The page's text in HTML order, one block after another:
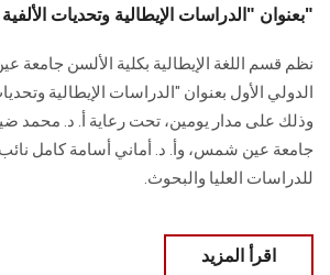
بعنوان "الدراسات الإيطالية وتحديات الألفية الثالثة"
نظم قسم اللغة الإيطالية بكلية الألسن جامعة
الدولي الأول بعنوان "الدراسات الإيطالية
وذلك على مدار يومين، تحت رعاية أ. د. محمد
جامعة عين شمس، وأ. د. أماني أسامة كامل
للدراسات العليا والبحوث.
اقرأ المزيد